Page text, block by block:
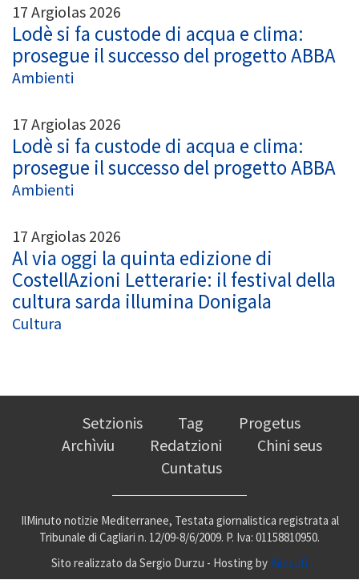
17 Argiolas 2026
Lodè si fa custode di acqua e clima:
prosegue il successo del progetto ABBA
Ambienti
17 Argiolas 2026
Lodè si fa custode di acqua e clima:
prosegue il successo del progetto ABBA
Ambienti
17 Argiolas 2026
Al via oggi la quinta edizione di
CostellAzioni Letterarie: il festival della
cultura sarda illumina Donigala
Cultura
Setzionis Tag
Progetus
Archìviu
Redatzioni
Chini seus
Cuntatus
IlMinuto notizie Mediterranee, Testata giornalistica registrata al
Tribunale di Cagliari n. 12/09-8/6/2009. P. Iva: 01158810950.
Sito realizzato da Sergio Durzu - Hosting by Kimsufi